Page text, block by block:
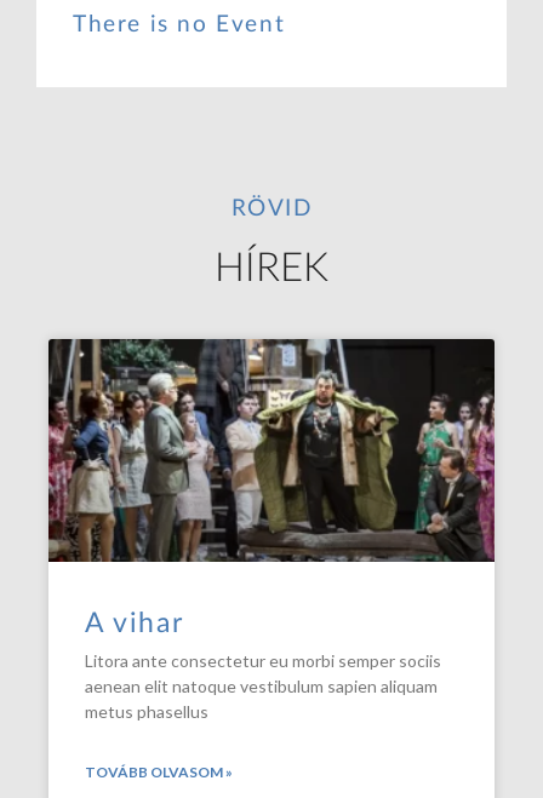
There is no Event
RÖVID
HÍREK
A vihar
Litora ante consectetur eu morbi semper sociis
aenean elit natoque vestibulum sapien aliquam
metus phasellus
TOVÁBB OLVASOM »